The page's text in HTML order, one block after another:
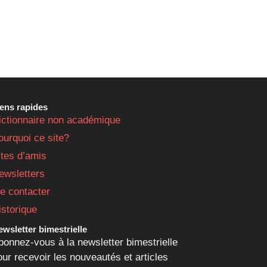
rapides
non académique
ce site?
d’amis
contacter
bimestrielle
vous à la newsletter bimestrielle
recevoir les nouveautés et articles